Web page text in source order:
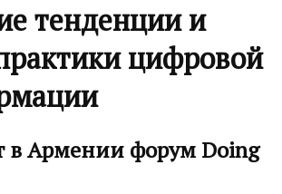
тенденции и
цифровой
в Армении форум Doing